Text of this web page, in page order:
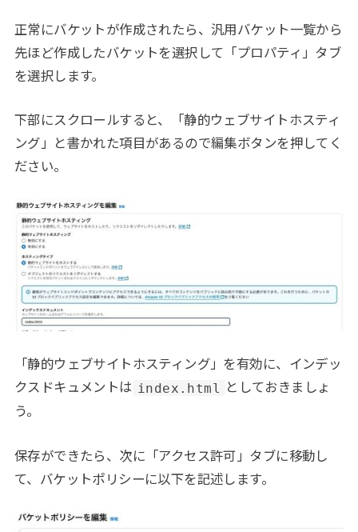
正常にバケットが作成されたら、汎用バケット一覧から
先ほど作成したバケットを選択して「プロパティ」タブ
を選択します。
下部にスクロールすると、「静的ウェブサイトホスティ
ング」と書かれた項目があるので編集ボタンを押してく
ださい。
「静的ウェブサイトホスティング」を有効に、インデッ
クスドキュメントは index.html
としておきましょ
う。
保存ができたら、次に「アクセス許可」タブに移動し
て、バケットポリシーに以下を記述します。